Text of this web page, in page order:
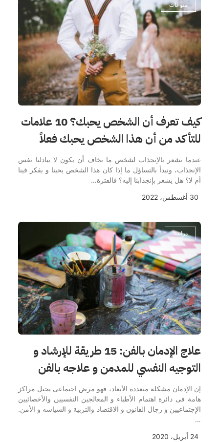
منوعات
كيف تعرف أن الشخص يحبك؟ 10 علامات
للتأكد من أن هذا الشخص يحبك فعلاً
عندما نشعر بالإنجذاب لشخص ما نخاف أن يكون لا يبادلنا نفس
الإنجذاب، ونبدأ بالتساؤل ما إذا كان هذا الشخص يحبنا و يفكر فينا
أم لا؟ هل يشعر بإنجذابنا إليه؟ فالفترة…
30 أغسطس، 2022
دراسة
علاج الإدمان بالفن: 15 طريقة للإرشاد و
التوجيه النفسي للمدمن و علاجه بالفن
إن الإدمان مشكلة متعددة الأبعاد، فهو مرض اجتماعى يحتل مراكز
هامة فى دائرة اهتمام الأطباء و المعالجين النفسيين والأخصائيين
الإجتماعيين و رجال القانون و الاقتصاد والتربية و السياسه و الأمن.
…
24 أبريل، 2020